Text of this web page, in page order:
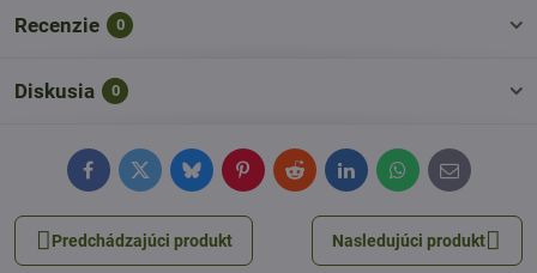
Recenzie 0
Diskusia 0
FacebookTwitterBlueskyPinterestRedditLinkedInWhatsApp
E-
mail
Predchádzajúci produkt Nasledujúci produkt